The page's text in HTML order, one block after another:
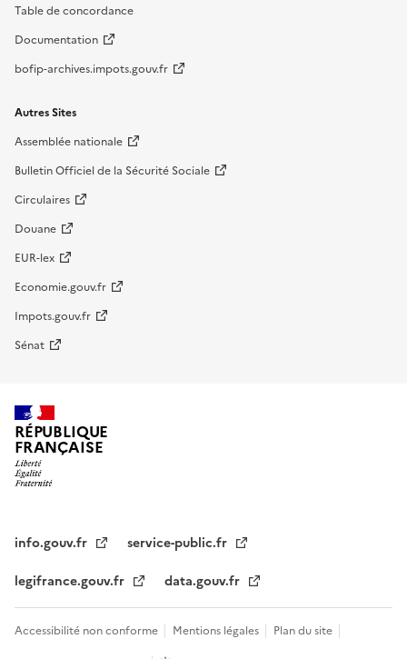
Table de concordance
Documentation
bofip-archives.impots.gouv.fr
Autres Sites
Assemblée nationale
Bulletin Officiel de la Sécurité Sociale
Circulaires
Douane
EUR-lex
Economie.gouv.fr
Impots.gouv.fr
Sénat
RÉPUBLIQUE
FRANÇAISE
info.gouv.fr
service-public.fr
legifrance.gouv.fr
data.gouv.fr
Accessibilité non conforme Mentions légales
Plan du site